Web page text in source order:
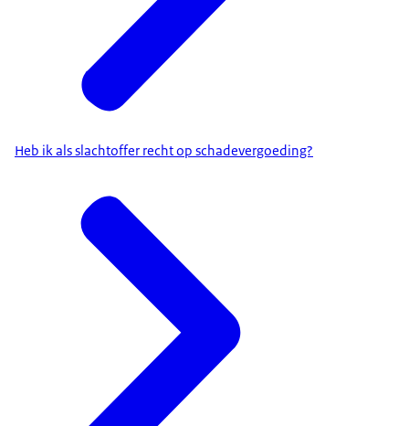
Heb ik als slachtoffer recht op schadevergoeding?